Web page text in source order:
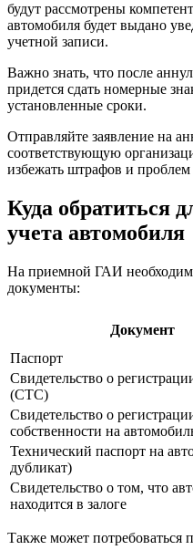
будут рассмотрены
автомобиля будет выдано
учетной записи.
Важно знать, что после
придется сдать номерные
установленные сроки.
Отправляйте заявление на
соответствующую
избежать штрафов и
Куда обратиться
учета автомобиля
На приемной ГАИ
документы:
Документ
Паспорт
Свидетельство о
(СТС)
Свидетельство о
собственности на
Технический паспорт на
дубликат)
Свидетельство о том, что
находится в залоге
Также может потребоваться